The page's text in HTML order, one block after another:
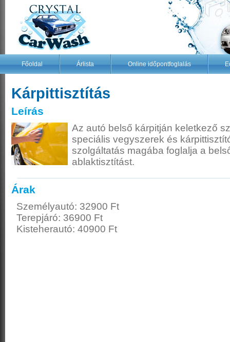
Főoldal Árlista Online időpontfoglalás
Kárpittisztítás
Leírás
Az autó belső kárpitján keletkező
speciális vegyszerek és
szolgáltatás magába foglalja a
ablaktisztítást.
Árak
Személyautó: 32900 Ft
Terepjáró: 36900 Ft
Kisteherautó: 40900 Ft